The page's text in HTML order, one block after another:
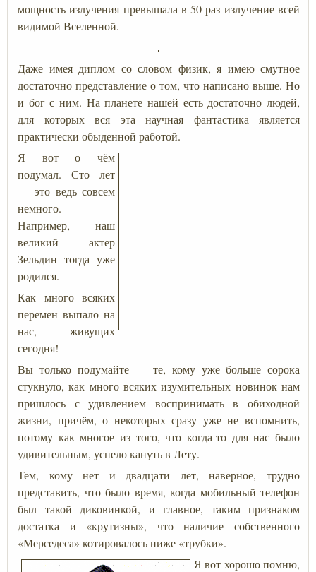
мощность излучения превышала в 50 раз излучение всей
видимой Вселенной.
Даже имея диплом со словом физик, я имею смутное
достаточно представление о том, что написано выше. Но
и бог с ним. На планете нашей есть достаточно людей,
для которых вся эта научная фантастика является
практически обыденной работой.
Я вот о чём
подумал. Сто лет
— это ведь совсем
немного.
Например, наш
великий актер
Зельдин тогда уже
родился.
Как много всяких
перемен выпало на
нас, живущих
сегодня!
Вы только подумайте — те, кому уже больше сорока
стукнуло, как много всяких изумительных новинок нам
пришлось с удивлением воспринимать в обиходной
жизни, причём, о некоторых сразу уже не вспомнить,
потому как многое из того, что когда-то для нас было
удивительным, успело кануть в Лету.
Тем, кому нет и двадцати лет, наверное, трудно
представить, что было время, когда мобильный телефон
был такой диковинкой, и главное, таким признаком
достатка и «крутизны», что наличие собственного
«Мерседеса» котировалось ниже «трубки».
Я вот хорошо помню,